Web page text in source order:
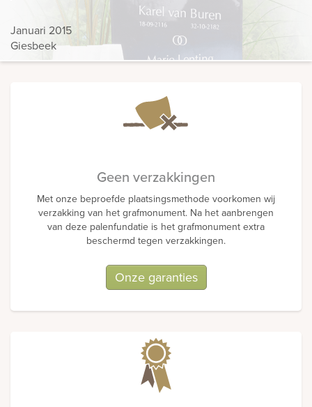
Januari 2015
Giesbeek
Geen verzakkingen
Met onze beproefde plaatsingsmethode voorkomen wij
verzakking van het grafmonument. Na het aanbrengen
van deze palenfundatie is het grafmonument extra
beschermd tegen verzakkingen.
Onze garanties